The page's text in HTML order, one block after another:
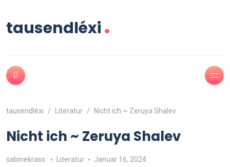
tausendléxi.
tausendléxi Literatur Nicht ich ~ Zeruya Shalev
Nicht ich ~ Zeruya Shalev
sabinekrass Literatur Januar 16, 2024